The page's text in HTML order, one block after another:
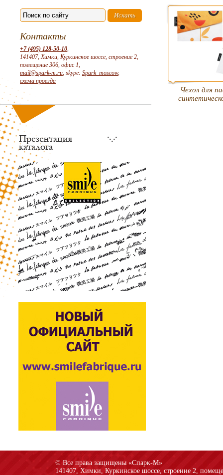
Контакты
+7 (495) 128-50-10,
141407, Химки, Куркинское шоссе, строение 2,
помещение 306, офис 1,
mail@spark-m.ru, skype: Spark_moscow,
схема проезда
Чехол для
© Все права защищены «Спарк-M»
141407, Химки, Куркинское шоссе, строение 2,